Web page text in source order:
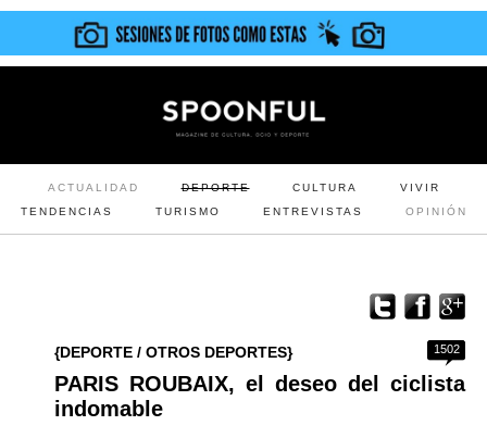
ACTUALIDAD DEPORTE CULTURA
VIVIR
TENDENCIAS
TURISMO ENTREVISTAS OPINIÓN
1502
{DEPORTE / OTROS DEPORTES}
PARIS ROUBAIX, el deseo del ciclista
indomable